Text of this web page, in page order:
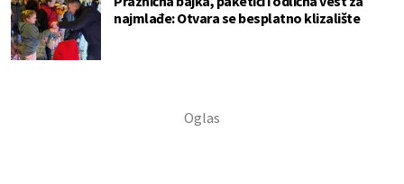
najmlađe: Otvara se besplatno klizalište